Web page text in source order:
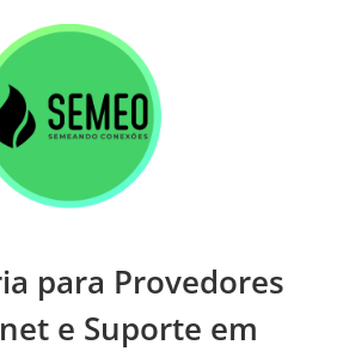
para Provedores
e Suporte em